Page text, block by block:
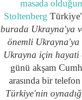
masada
Stoltenberg
burada Ukrayna'ya
önemli Ukrayna'ya
Ukrayna için hayati
günü akşam
arasında bir
Türkiye'nin